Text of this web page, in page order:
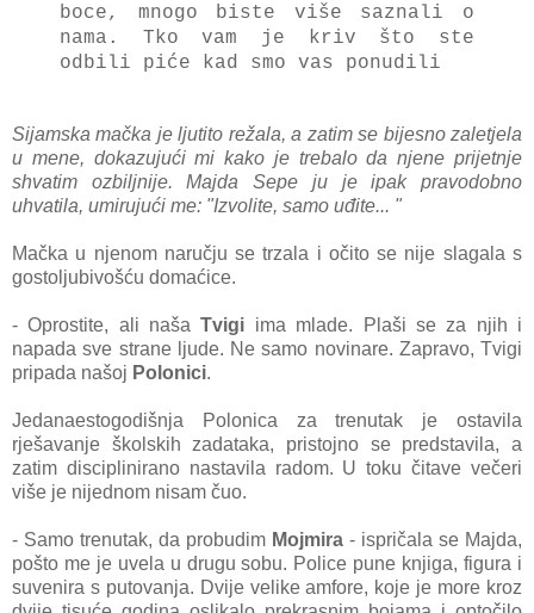
boce, mnogo biste više saznali o
nama. Tko vam je kriv što ste
odbili piće kad smo vas ponudili
Sijamska mačka je ljutito režala, a zatim se bijesno zaletjela
u mene, dokazujući mi kako je trebalo da njene prijetnje
shvatim ozbiljnije. Majda Sepe ju je ipak pravodobno
uhvatila, umirujući me: "Izvolite, samo uđite... "
Mačka u njenom naručju se trzala i očito se nije slagala s
gostoljubivošću domaćice.
- Oprostite, ali naša Tvigi ima mlade. Plaši se za njih i
napada sve strane ljude. Ne samo novinare. Zapravo, Tvigi
pripada našoj Polonici.
Jedanaestogodišnja Polonica za trenutak je ostavila
rješavanje školskih zadataka, pristojno se predstavila, a
zatim disciplinirano nastavila radom. U toku čitave večeri
više je nijednom nisam čuo.
- Samo trenutak, da probudim Mojmira - ispričala se Majda,
pošto me je uvela u drugu sobu. Police pune knjiga, figura i
suvenira s putovanja. Dvije velike amfore, koje je more kroz